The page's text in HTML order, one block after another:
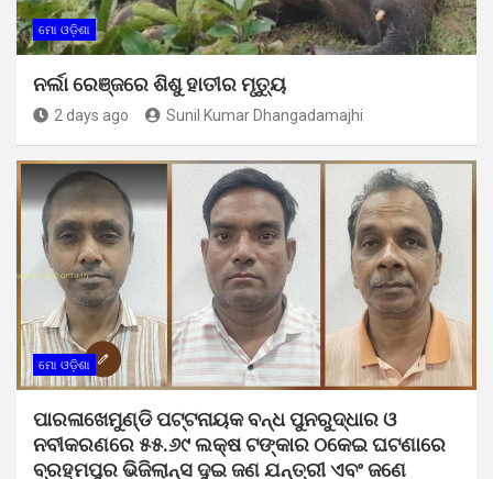
ମୋ ଓଡ଼ିଶା
ନର୍ଲା ରେଞ୍ଜରେ ଶିଶୁ ହାତୀର ମୃତ୍ୟୁ
2 days ago Sunil Kumar Dhangadamajhi
ମୋ ଓଡ଼ିଶା
ପାରଳାଖେମୁଣ୍ଡି ପଟ୍ଟନାୟକ ବନ୍ଧ ପୁନରୁଦ୍ଧାର ଓ
ନବୀକରଣରେ ୫୫.୬୯ ଲକ୍ଷ ଟଙ୍କାର ଠକେଇ ଘଟଣାରେ
ବ୍ରହ୍ମପୁର ଭିଜିଲାନ୍ସ ଦୁଇ ଜଣ ଯନ୍ତ୍ରୀ ଏବଂ ଜଣେ